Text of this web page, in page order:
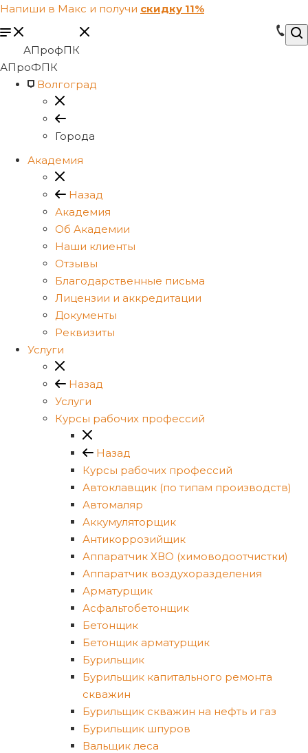
Напиши в Макс и получи скидку 11%
АПрофПК
АПроФПК
Волгоград
Города
Академия
Назад
Академия
Об Академии
Наши клиенты
Отзывы
Благодарственные письма
Лицензии и аккредитации
Документы
Реквизиты
Услуги
Назад
Услуги
Курсы рабочих профессий
Назад
Курсы рабочих профессий
Автоклавщик (по типам производств)
Автомаляр
Аккумуляторщик
Антикоррозийщик
Аппаратчик ХВО (химоводоотчистки)
Аппаратчик воздухоразделения
Арматурщик
Асфальтобетонщик
Бетонщик
Бетонщик арматурщик
Бурильщик
Бурильщик капитального ремонта
скважин
Бурильщик скважин на нефть и газ
Бурильщик шпуров
Вальщик леса